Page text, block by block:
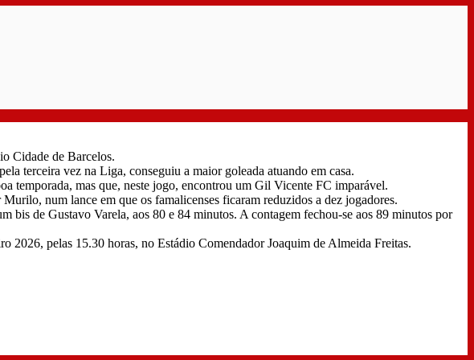
Cidade de Barcelos.
terceira vez na Liga, conseguiu a maior goleada atuando em casa.
temporada, mas que, neste jogo, encontrou um Gil Vicente FC imparável.
num lance em que os famalicenses ficaram reduzidos a dez jogadores.
bis de Gustavo Varela, aos 80 e 84 minutos. A contagem fechou-se aos 89 minutos por
pelas 15.30 horas, no Estádio Comendador Joaquim de Almeida Freitas.